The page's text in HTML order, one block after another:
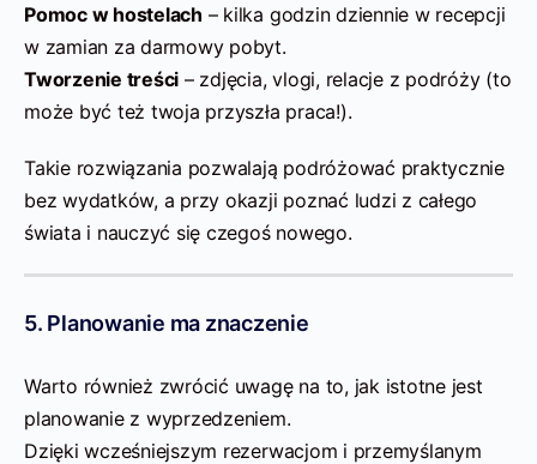
Pomoc w hostelach – kilka godzin dziennie w recepcji
w zamian za darmowy pobyt.
Tworzenie treści – zdjęcia, vlogi, relacje z podróży (to
może być też twoja przyszła praca!).
Takie rozwiązania pozwalają podróżować praktycznie
bez wydatków, a przy okazji poznać ludzi z całego
świata i nauczyć się czegoś nowego.
5. Planowanie ma znaczenie
Warto również zwrócić uwagę na to, jak istotne jest
planowanie z wyprzedzeniem.
Dzięki wcześniejszym rezerwacjom i przemyślanym